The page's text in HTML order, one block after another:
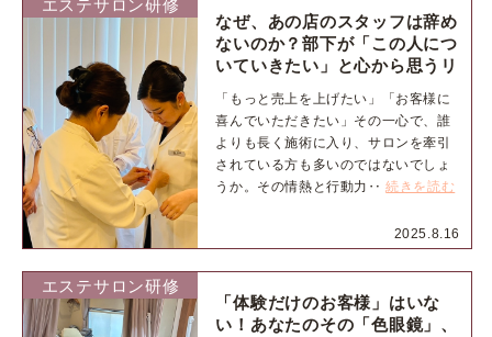
エステサロン研修
2025.8.16
なぜ、あの店のスタッフは辞め
ないのか？部下が「この人につ
いていきたい」と心から思うリ
「もっと売上を上げたい」「お客様に
喜んでいただきたい」その一心で、誰
よりも長く施術に入り、サロンを牽引
されている方も多いのではないでしょ
うか。その情熱と行動力‥続きを読む
エステサロン研修
「体験だけのお客様」はいな
い！あなたのその「色眼鏡」、